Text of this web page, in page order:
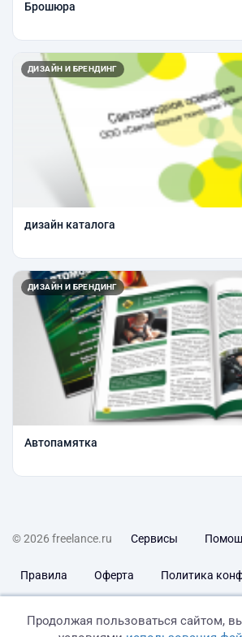
Брошюра
ДИЗАЙН И БРЕНДИНГ
дизайн каталога
ДИЗАЙН И БРЕНДИНГ
Автопамятка
© 2026 freelance.ru Сервисы
Правила Оферта Политика
Продолжая пользоваться сайтом,